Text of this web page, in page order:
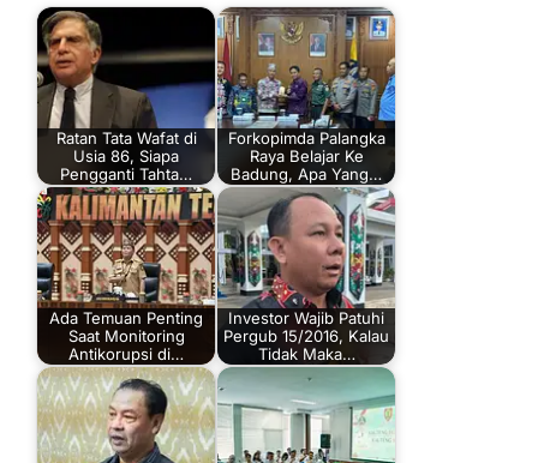
Ratan Tata Wafat di
Usia 86, Siapa
Pengganti Tahta…
Forkopimda Palangka
Raya Belajar Ke
Badung, Apa Yang…
Ada Temuan Penting
Saat Monitoring
Antikorupsi di…
Investor Wajib Patuhi
Pergub 15/2016, Kalau
Tidak Maka…